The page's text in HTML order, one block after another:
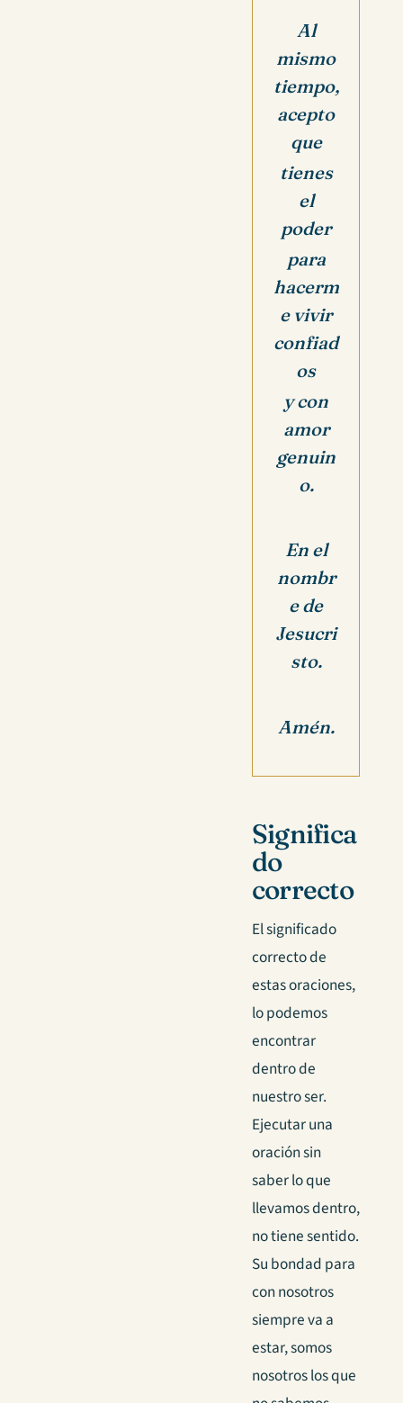
Al
mismo
tiempo,
acepto
que
tienes
el
poder
para
hacerm
e vivir
confiad
os
y con
amor
genuin
o.
En el
nombr
e de
Jesucri
sto.
Amén.
Significa
do
correcto
El significado
correcto de
estas oraciones,
lo podemos
encontrar
dentro de
nuestro ser.
Ejecutar una
oración sin
saber lo que
llevamos dentro,
no tiene sentido.
Su bondad para
con nosotros
siempre va a
estar, somos
nosotros los que